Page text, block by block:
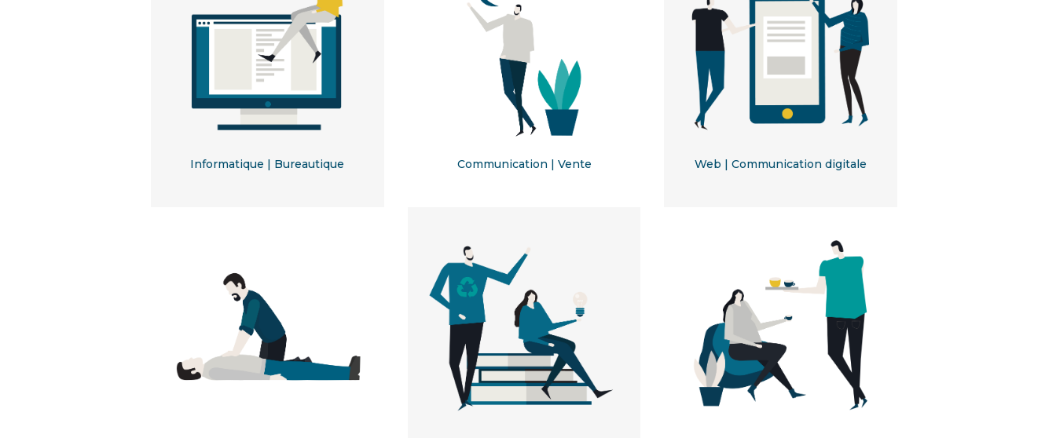
Informatique | Bureautique Communication | Vente Web | Communication digitale